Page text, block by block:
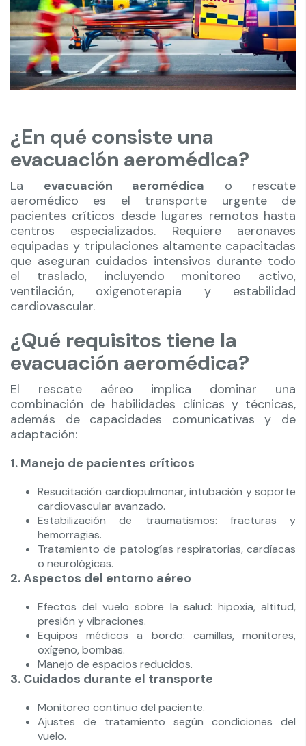
¿En qué consiste una
evacuación aeromédica?
La evacuación aeromédica o rescate
aeromédico es el transporte urgente de
pacientes críticos desde lugares remotos hasta
centros especializados. Requiere aeronaves
equipadas y tripulaciones altamente capacitadas
que aseguran cuidados intensivos durante todo
el traslado, incluyendo monitoreo activo,
ventilación, oxigenoterapia y estabilidad
cardiovascular.
¿Qué requisitos tiene la
evacuación aeromédica?
El rescate aéreo implica dominar una
combinación de habilidades clínicas y técnicas,
además de capacidades comunicativas y de
adaptación:
1. Manejo de pacientes críticos
Resucitación cardiopulmonar, intubación y soporte
cardiovascular avanzado.
Estabilización de traumatismos: fracturas y
hemorragias.
Tratamiento de patologías respiratorias, cardíacas
o neurológicas.
2. Aspectos del entorno aéreo
Efectos del vuelo sobre la salud: hipoxia, altitud,
presión y vibraciones.
Equipos médicos a bordo: camillas, monitores,
oxígeno, bombas.
Manejo de espacios reducidos.
3. Cuidados durante el transporte
Monitoreo continuo del paciente.
Ajustes de tratamiento según condiciones del
vuelo.